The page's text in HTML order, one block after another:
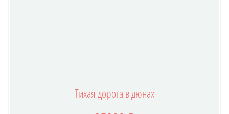
Тихая дорога в дюнах